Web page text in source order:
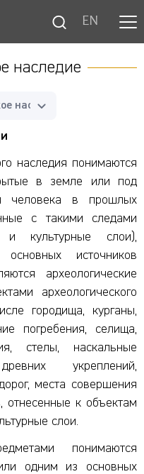
EN
наследие
наследие
наследия понимаются
в земле или под
человека в прошлых
с такими следами
и культурные слои),
источников
археологические
археологического
городища, курганы,
погребения, селища,
стелы, наскальные
укреплений,
места совершения
отнесенные к объектам
слои.
понимаются
одним из основных